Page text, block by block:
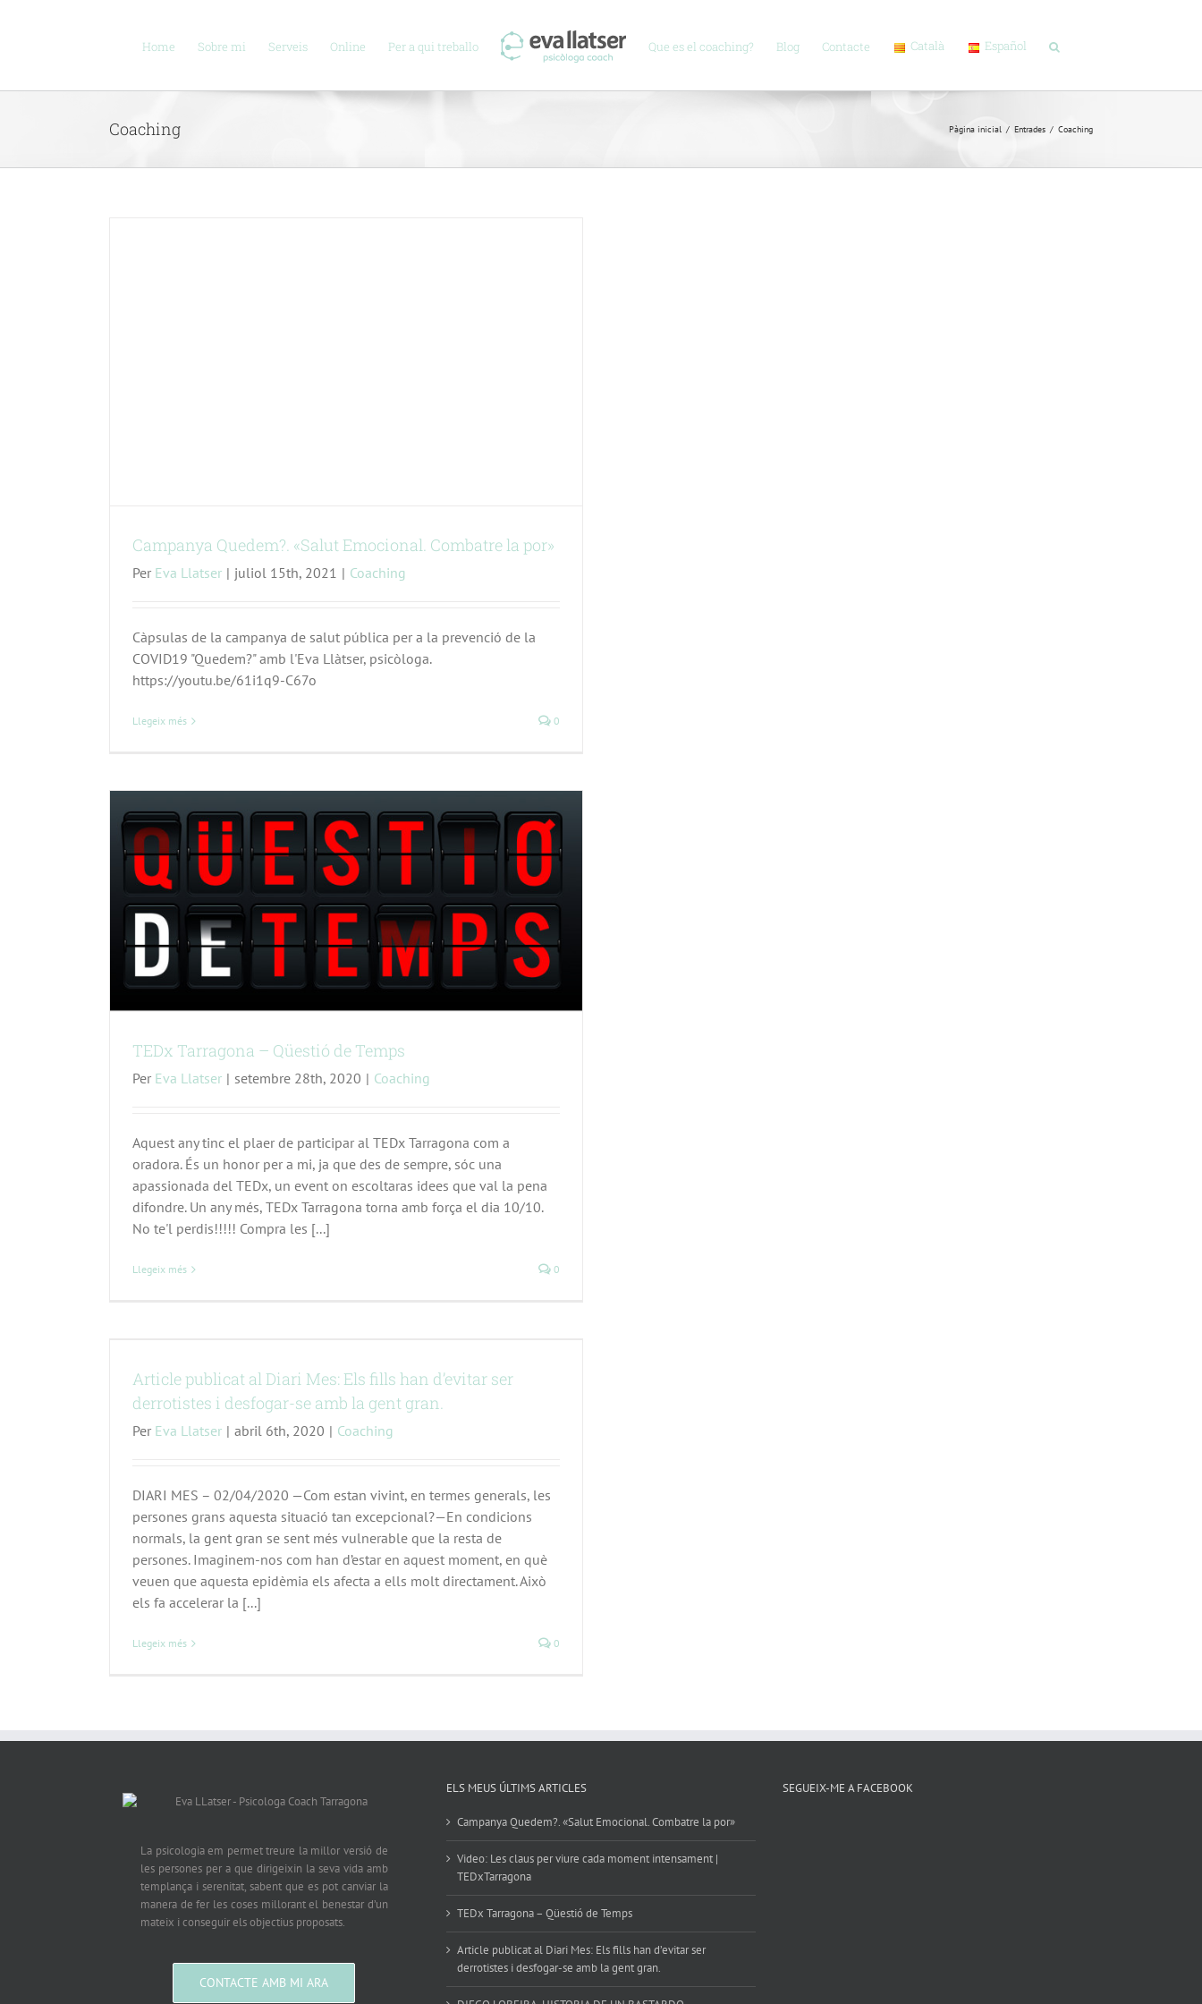
Home Sobre mi Serveis Online Per a qui treballo Que es el coaching? Blog Contacte Català Español
Coaching Pàgina inicial / Entrades / Coaching
Campanya Quedem?. «Salut Emocional. Combatre la por»
Per Eva Llatser | juliol 15th, 2021 | Coaching
Càpsulas de la campanya de salut pública per a la prevenció de la
COVID19 "Quedem?" amb l'Eva Llàtser, psicòloga.
https://youtu.be/61i1q9-C67o
Llegeix més 0
TEDx Tarragona – Qüestió de Temps
Per Eva Llatser | setembre 28th, 2020 | Coaching
Aquest any tinc el plaer de participar al TEDx Tarragona com a
oradora. És un honor per a mi, ja que des de sempre, sóc una
apassionada del TEDx, un event on escoltaras idees que val la pena
difondre. Un any més, TEDx Tarragona torna amb força el dia 10/10.
No te'l perdis!!!!! Compra les [...]
Llegeix més 0
Article publicat al Diari Mes: Els fills han d’evitar ser
derrotistes i desfogar-se amb la gent gran.
Per Eva Llatser | abril 6th, 2020 | Coaching
DIARI MES – 02/04/2020 —Com estan vivint, en termes generals, les
persones grans aquesta situació tan excepcional?—En condicions
normals, la gent gran se sent més vulnerable que la resta de
persones. Imaginem-nos com han d’estar en aquest moment, en què
veuen que aquesta epidèmia els afecta a ells molt directament. Això
els fa accelerar la [...]
Llegeix més 0
La psicologia em permet treure la millor versió de
les persones per a que dirigeixin la seva vida amb
templança i serenitat, sabent que es pot canviar la
manera de fer les coses millorant el benestar d’un
mateix i conseguir els objectius proposats.
CONTACTE AMB MI ARA
ELS MEUS ÚLTIMS ARTICLES
Campanya Quedem?. «Salut Emocional. Combatre la por»
Video: Les claus per viure cada moment intensament |
TEDxTarragona
TEDx Tarragona – Qüestió de Temps
Article publicat al Diari Mes: Els fills han d’evitar ser
derrotistes i desfogar-se amb la gent gran.
SEGUEIX-ME A FACEBOOK